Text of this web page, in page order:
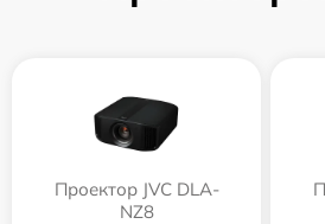
Проектор JVC DLA-
NZ8